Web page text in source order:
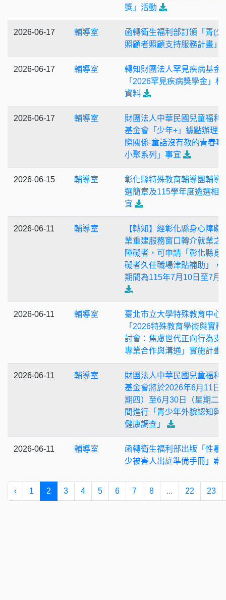
獎」活動
2026-06-17 輔導室
函轉衛生福利部訂頒「青(少
照顧者照顧支持服務計畫」
2026-06-17 輔導室
轉知財團法人罕見疾病基金
「2026罕見疾病獎學金」相
資料
2026-06-17 輔導室
財團法人中華民國兒童福利
基金會「少年+」據點辦理
際關係-童話沒有教的青春事
小聚系列」事宜
2026-06-15 輔導室
彰化縣特殊教育輔導團輔導
選簡章及115學年度遴選相
宜
2026-06-11 輔導室
【轉知】經彰化縣身心障礙
業重建服務窗口轉介就業之
障礙者，可申請「彰化縣身
礙者久任職場津貼補助」，
期間為115年7月10日至7月
2026-06-11 輔導室
臺北市立大學特殊教育中心
「2026特殊教育學術與實務
討會：焦慮世代正向行為支
專業合作與溝通」實施計畫
2026-06-11 輔導室
財團法人中華民國兒童福利
基金會將於2026年6月11日
期四）至6月30日（星期二
間進行「青少年外貌認知與
健康調查」
2026-06-11 輔導室
函轉衛生福利部出版「性暴
少被害人出庭準備手冊」案
‹ 1 2 3 4 5 6 7 8 ... 22 23